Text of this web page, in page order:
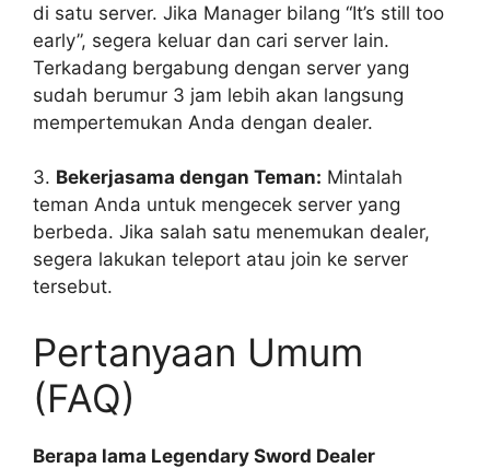
di satu server. Jika Manager bilang “It’s still too
early”, segera keluar dan cari server lain.
Terkadang bergabung dengan server yang
sudah berumur 3 jam lebih akan langsung
mempertemukan Anda dengan dealer.
3. Bekerjasama dengan Teman: Mintalah
teman Anda untuk mengecek server yang
berbeda. Jika salah satu menemukan dealer,
segera lakukan teleport atau join ke server
tersebut.
Pertanyaan Umum
(FAQ)
Berapa lama Legendary Sword Dealer